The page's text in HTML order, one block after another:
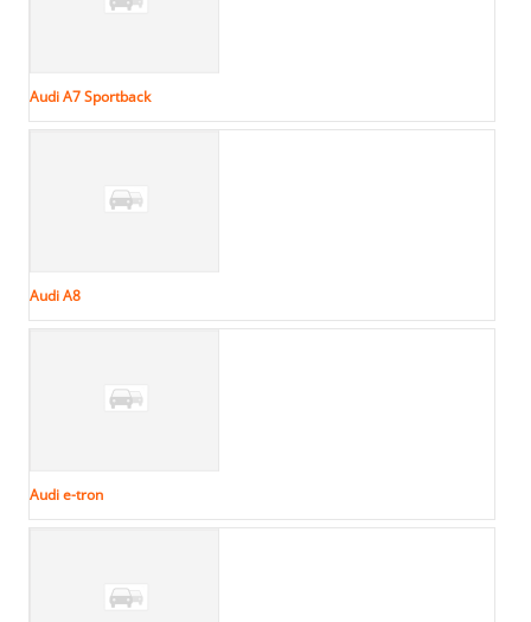
Audi A7 Sportback
Audi A8
Audi e-tron